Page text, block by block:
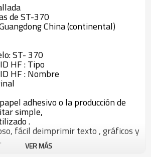
de ST-370
China (continental)
ST- 370
HF : Tipo
HF : Nombre
adhesivo o la producción de
simple,
.
fácil deimprimir texto , gráficos y
normas internacionales más
VER MÁS